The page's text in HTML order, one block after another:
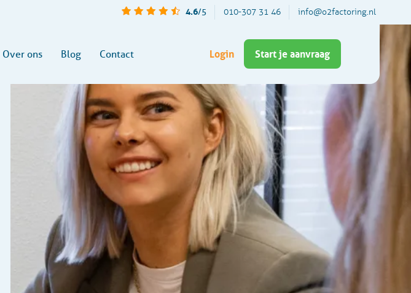
4.6/5 010-307 31 46 info@o2factoring.nl
Over ons Blog Contact Login Start je aanvraag